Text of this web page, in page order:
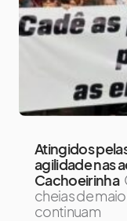
Atingidos
agilidade nas
Cachoeirinha
cheias de
continuam